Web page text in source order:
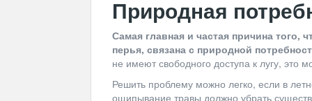
Природная
Самая главная и частая причина того,
перья, связана с природной
не имеют свободного доступа к лугу, это
Решить проблему можно легко, если в
ощипывание травы должно убрать